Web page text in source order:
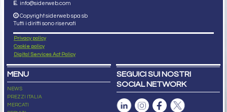
E. info@siderweb.com
Copyright siderweb spa sb
Tutti i diritti sono riservati
Privacy policy
Cookie policy
Digital Services Act Policy
MENU
NEWS
PREZZI ITALIA
MERCATI
SEGUICI SUI NOSTRI
SOCIAL NETWORK